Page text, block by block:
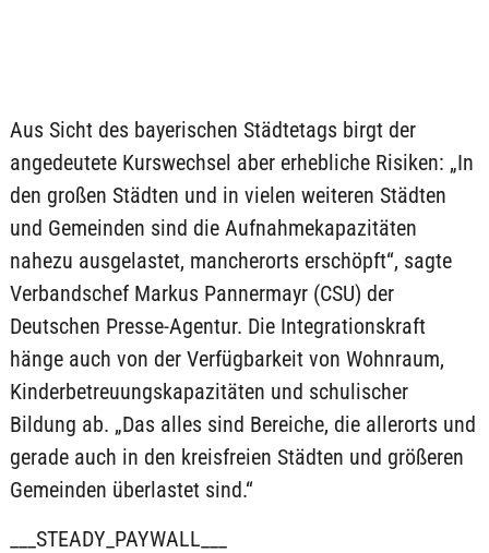
Aus Sicht des bayerischen Städtetags birgt der
angedeutete Kurswechsel aber erhebliche Risiken: „In
den großen Städten und in vielen weiteren Städten
und Gemeinden sind die Aufnahmekapazitäten
nahezu ausgelastet, mancherorts erschöpft“, sagte
Verbandschef Markus Pannermayr (CSU) der
Deutschen Presse-Agentur. Die Integrationskraft
hänge auch von der Verfügbarkeit von Wohnraum,
Kinderbetreuungskapazitäten und schulischer
Bildung ab. „Das alles sind Bereiche, die allerorts und
gerade auch in den kreisfreien Städten und größeren
Gemeinden überlastet sind.“
___STEADY_PAYWALL___